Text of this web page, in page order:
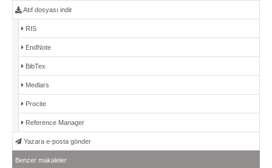
Atıf dosyası indir
RIS
EndNote
BibTex
Medlars
Procite
Reference Manager
Yazara e-posta gönder
Benzer makaleler